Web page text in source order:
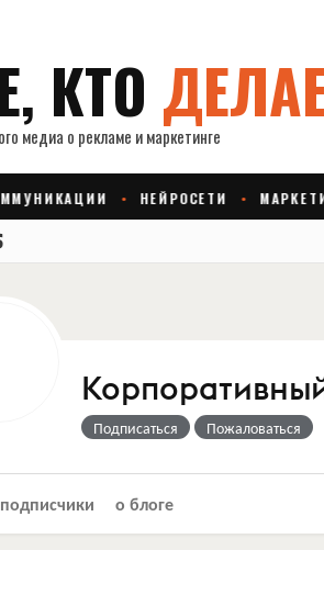
Подписаться Пожаловаться
подписчики о блоге